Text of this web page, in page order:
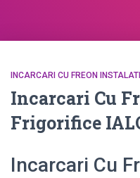
INCARCARI CU FREON
Incarcari Cu
Frigorifice
Incarcari Cu